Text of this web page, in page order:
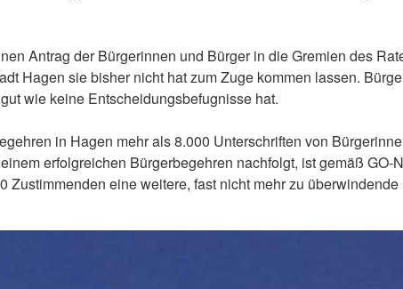
Antrag der Bürgerinnen und Bürger in die Gremien des
Hagen sie bisher nicht hat zum Zuge kommen lassen.
wie keine Entscheidungsbefugnisse hat.
in Hagen mehr als 8.000 Unterschriften von
erfolgreichen Bürgerbegehren nachfolgt, ist gemäß GO-
eine weitere, fast nicht mehr zu